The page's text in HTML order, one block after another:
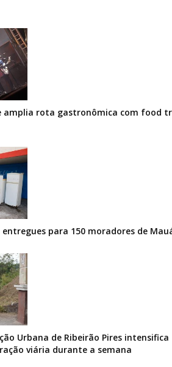
amplia rota gastronômica com food
entregues para 150 moradores de
Urbana de Ribeirão Pires intensifica
viária durante a semana